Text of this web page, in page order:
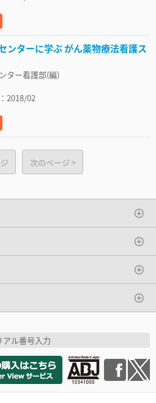
ンターに学ぶ がん薬物療法看護ス
ター看護部(編)
2018/02
次のページ
アル番号入力